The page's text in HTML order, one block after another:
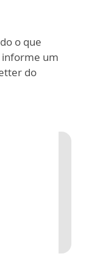
o que
informe um
do